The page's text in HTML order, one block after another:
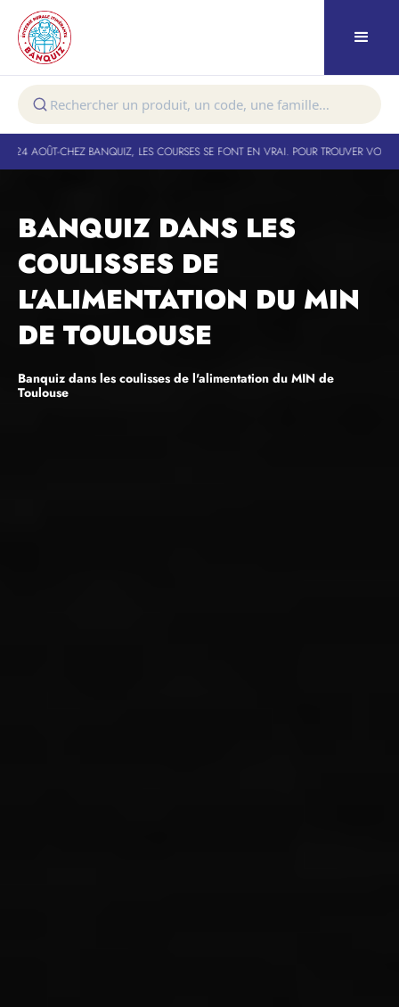
-CHEZ BANQUIZ, LES COURSES SE FONT EN VRAI. POUR TROUVER VOTRE
BANQUIZ DANS LES
COULISSES DE
L'ALIMENTATION DU MIN
DE TOULOUSE
Banquiz dans les coulisses de l'alimentation du MIN de
Toulouse